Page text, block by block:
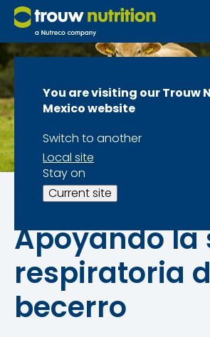
You are visiting our Trouw
Mexico website
Switch to another
Local site
Stay on
Current site
Desafíos de salud en becerros
Apoyando la
respiratoria
becerro